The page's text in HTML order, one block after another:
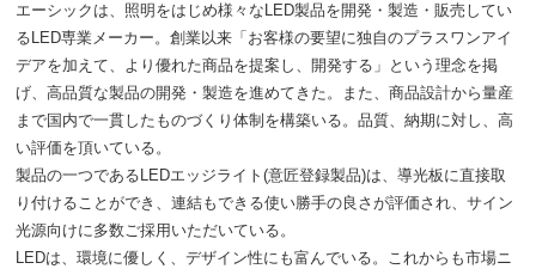
エーシックは、照明をはじめ様々なLED製品を開発・製造・販売してい
るLED専業メーカー。創業以来「お客様の要望に独自のプラスワンアイ
デアを加えて、より優れた商品を提案し、開発する」という理念を掲
げ、高品質な製品の開発・製造を進めてきた。また、商品設計から量産
まで国内で一貫したものづくり体制を構築いる。品質、納期に対し、高
い評価を頂いている。
製品の一つであるLEDエッジライト(意匠登録製品)は、導光板に直接取
り付けることができ、連結もできる使い勝手の良さが評価され、サイン
光源向けに多数ご採用いただいている。
LEDは、環境に優しく、デザイン性にも富んでいる。これからも市場ニ